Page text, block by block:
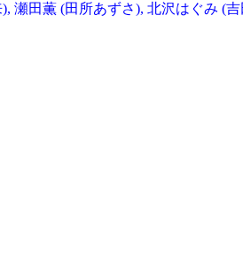
瀬田薫 (田所あずさ), 北沢はぐみ (